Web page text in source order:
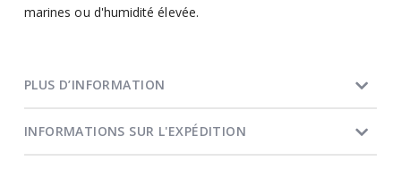
marines ou d'humidité élevée.
PLUS D’INFORMATION
INFORMATIONS SUR L'EXPÉDITION